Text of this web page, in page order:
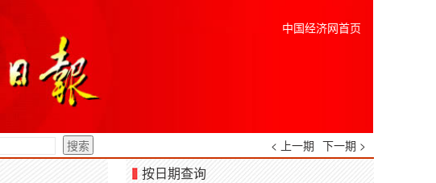
中国经济网首页
< 上一期 下一期 >
按日期查询